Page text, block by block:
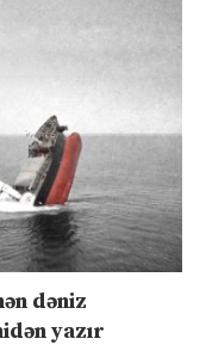
dəniz
yazır